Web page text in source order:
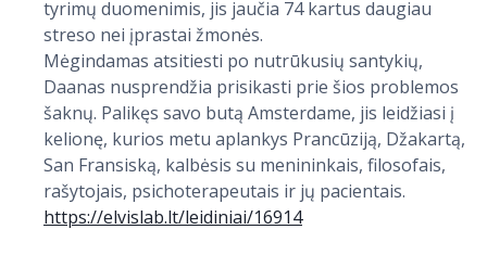
tyrimų duomenimis, jis jaučia 74 kartus daugiau
streso nei įprastai žmonės.
Mėgindamas atsitiesti po nutrūkusių santykių,
Daanas nusprendžia prisikasti prie šios problemos
šaknų. Palikęs savo butą Amsterdame, jis leidžiasi į
kelionę, kurios metu aplankys Prancūziją, Džakartą,
San Fransiską, kalbėsis su menininkais, filosofais,
rašytojais, psichoterapeutais ir jų pacientais.
https://elvislab.lt/leidiniai/16914